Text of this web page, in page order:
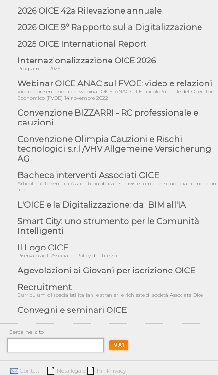
07/08/26 - Tunnel Brennero, dal Cipess via libera al quinto lotto
06/08/26 - Istat, produzione industriale in calo dell'1% a giugno,
con ...
riqualificazione sism...
06/08/26 - CdM: approvato il d.lgs. di adeguamento all’AI Act in
06/08/26 - DDL delegazione europea in Cdm per recepimento
norme UE in m...
05/08/26 - DL Infrastrutture e PNRR è legge: approvata oggi la
fiducia...
05/08/26 - Focus OICE sul DDL di riforma della responsabilità
05/08/26 - Anac: pubblicata la Relazione illustrativa al Bando tipo
2 s...
05/08/26 - SAVE THE DATE: Assemblea Pubblica Confindustria
05/08/26 - Successo OICE per il bando della Città metropolitana
di Reg...
05/08/26 - Lettera OICE per il bando della Giunta Regionale della
Campa...
04/08/26 - DL PA: previste cancellazioni da elenchi professionisti
per ...
04/08/26 - International Sustainable Buildings Competition -
COP31, An...
04/08/26 - CdS, project financing: progetto di fattibilità da
04/08/26 - Rapporto Anac corruzione 2020-2026: procedimenti
penali per ...
04/08/26 - CdS: partecipazione alla gara non equivale ad
acquiescenza r...
2026 OICE 42a Rilevazione annuale
2026 OICE 9° Rapporto sulla Digitalizzazione
2025 OICE International Report
Internazionalizzazione OICE 2026
Programma 2025
Webinar OICE ANAC sul FVOE: video e relazioni
Video e presentazioni del webinar OICE-ANAC sul Fascicolo Virtuale dell'Operatore
Economico (FVOE) 14 novembre 2022
Convenzione BIZZARRI - RC professionale e
cauzioni
Convenzione Olimpia Cauzioni e Rischi
tecnologici s.r.l /VHV Allgemeine Versicherung
AG
Bacheca interventi Associati OICE
Articoli e interventi di Associati pubblicati su riviste tecniche e quotidiani anche on
line
L'OICE e la Digitalizzazione: dal BIM all'IA
Smart City: uno strumento per le Comunità
Intelligenti
Il Logo OICE
Riservato agli Associati - Policy di utilizzo
Agevolazioni ai Giovani per iscrizione OICE
Recruitment
Curriculum di specialisti italiani e stranieri e richieste di società Associate Oice
Convegni e seminari OICE
Cerca nel sito
Contatti Nota legale Inf. Privacy